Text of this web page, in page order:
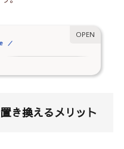
き換えるメリット